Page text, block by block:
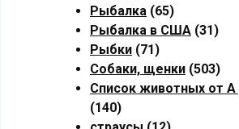
Рыбалка (65)
Рыбалка в США (31)
Рыбки (71)
Собаки, щенки (503)
Список животных от А
(140)